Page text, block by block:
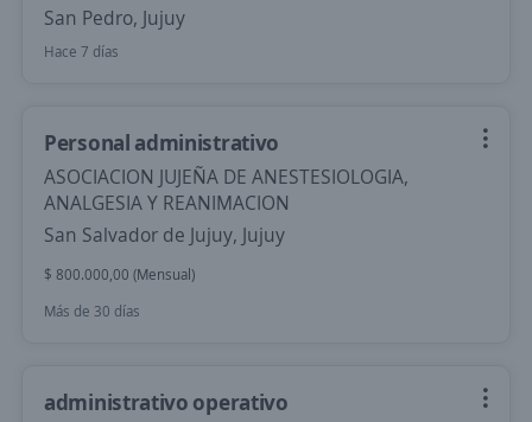
San Pedro, Jujuy
Hace 7 días
Personal administrativo
ASOCIACION JUJEÑA DE ANESTESIOLOGIA,
ANALGESIA Y REANIMACION
San Salvador de Jujuy, Jujuy
$ 800.000,00 (Mensual)
Más de 30 días
administrativo operativo